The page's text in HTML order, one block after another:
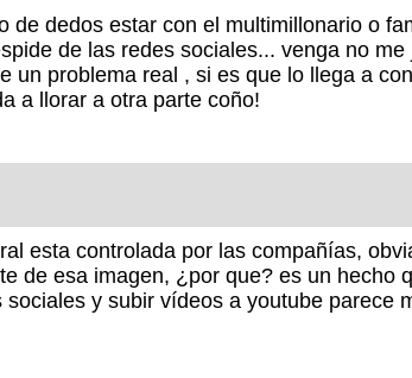
de dedos estar con el multimillonario o
de las redes sociales... venga no me
un problema real , si es que lo llega a
a llorar a otra parte coño!
esta controlada por las compañías,
de esa imagen, ¿por que? es un
y subir vídeos a youtube